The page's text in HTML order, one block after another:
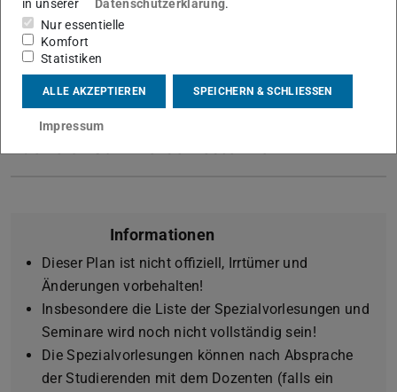
2024/2025
Master Sommersemester 2024
Informationen
Dieser Plan ist nicht offiziell, Irrtümer und
Änderungen vorbehalten!
Insbesondere die Liste der Spezialvorlesungen und
Seminare wird noch nicht vollständig sein!
Die Spezialvorlesungen können nach Absprache
der Studierenden mit dem Dozenten (falls ein
in unserer
Datenschutzerklärung.
Nur essentielle
Komfort
Statistiken
ALLE AKZEPTIEREN SPEICHERN & SCHLIESSEN
Impressum